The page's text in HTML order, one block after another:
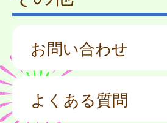
お問い合わせ
よくある質問